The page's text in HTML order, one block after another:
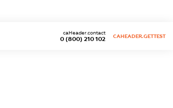
0 (800) 210 102
caHeader.contact
CAHEADER.GETTEST